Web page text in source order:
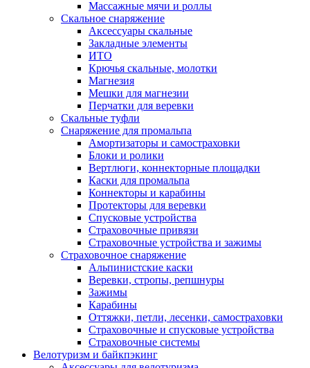
Массажные мячи и роллы
Скальное снаряжение
Аксессуары скальные
Закладные элементы
ИТО
Крючья скальные, молотки
Магнезия
Мешки для магнезии
Перчатки для веревки
Скальные туфли
Снаряжение для промальпа
Амортизаторы и самостраховки
Блоки и ролики
Вертлюги, коннекторные площадки
Каски для промальпа
Коннекторы и карабины
Протекторы для веревки
Спусковые устройства
Страховочные привязи
Страховочные устройства и зажимы
Страховочное снаряжение
Альпинистские каски
Веревки, стропы, репшнуры
Зажимы
Карабины
Оттяжки, петли, лесенки, самостраховки
Страховочные и спусковые устройства
Страховочные системы
Велотуризм и байкпэкинг